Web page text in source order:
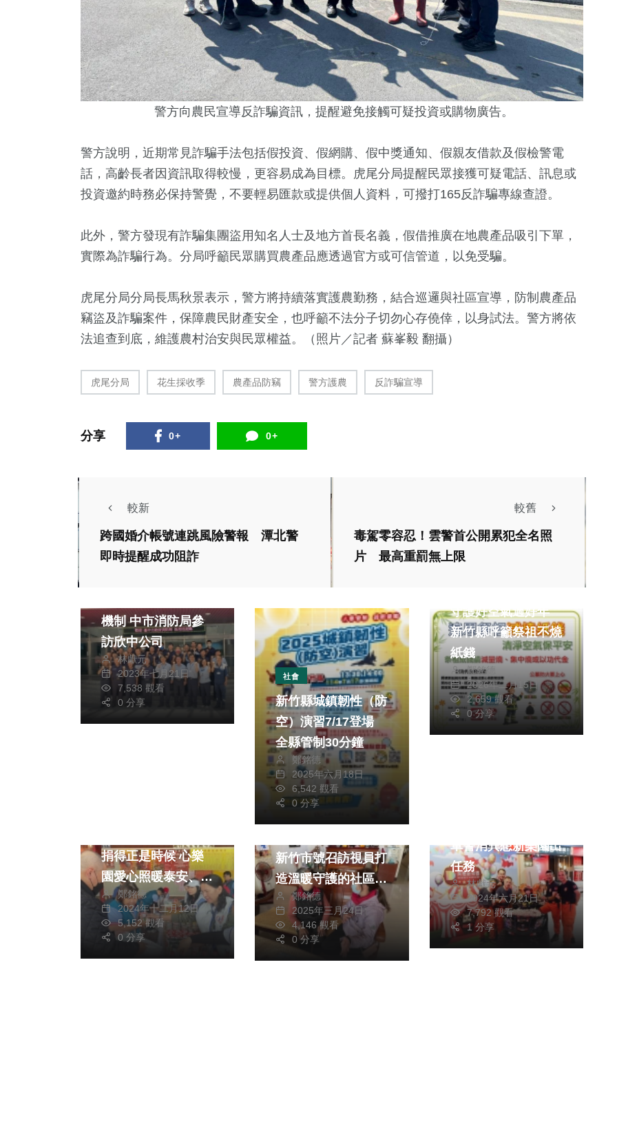
警方向農民宣導反詐騙資訊，提醒避免接觸可疑投資或購物廣告。
警方說明，近期常見詐騙手法包括假投資、假網購、假中獎通知、假親友借款及假檢警電
話，高齡長者因資訊取得較慢，更容易成為目標。虎尾分局提醒民眾接獲可疑電話、訊息或
投資邀約時務必保持警覺，不要輕易匯款或提供個人資料，可撥打165反詐騙專線查證。
此外，警方發現有詐騙集團盜用知名人士及地方首長名義，假借推廣在地農產品吸引下單，
實際為詐騙行為。分局呼籲民眾購買農產品應透過官方或可信管道，以免受騙。
虎尾分局分局長馬秋景表示，警方將持續落實護農勤務，結合巡邏與社區宣導，防制農產品
竊盜及詐騙案件，保障農民財產安全，也呼籲不法分子切勿心存僥倖，以身試法。警方將依
法追查到底，維護農村治安與民眾權益。（照片／記者 蘇峯毅 翻攝）
虎尾分局 花生採收季 農產品防竊 警方護農 反詐騙宣導
分享 0+ 0+
較新
跨國婚介帳號連跳風險警報 潭北警
即時提醒成功阻詐
較舊
毒駕零容忍！雲警首公開累犯全名照
片 最高重罰無上限
機制 中市消防局參
訪欣中公司
林獻元
2023年七月21日
7,538 觀看
0 分享
社會
新竹縣城鎮韌性（防
空）演習7/17登場
全縣管制30分鐘
鄭銘德
2025年六月18日
6,542 觀看
0 分享
守護好空氣過好年
新竹縣呼籲祭祖不燒
紙錢
鄭銘德
2026年二月15日
2,659 觀看
0 分享
捐得正是時候 心樂
園愛心照暖泰安、新
竹200低收戶
鄭銘德
2024年十二月12日
5,152 觀看
0 分享
新竹市號召訪視員打
造溫暖守護的社區網
絡
鄭銘德
2025年三月24日
4,146 觀看
0 分享
軍警消異想新樂園出
任務
林獻元
2024年六月21日
7,792 觀看
1 分享